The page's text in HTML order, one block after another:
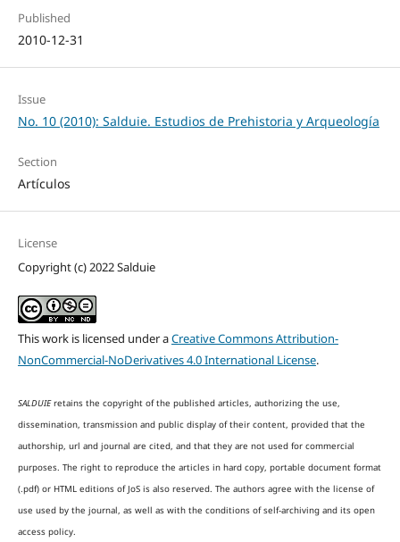
Published
2010-12-31
Issue
No. 10 (2010): Salduie. Estudios de Prehistoria y Arqueología
Section
Artículos
License
Copyright (c) 2022 Salduie
This work is licensed under aCreative Commons Attribution-
NonCommercial-NoDerivatives 4.0 International License.
SALDUIEretains the copyright of the published articles, authorizing the use,
dissemination, transmission and public display of their content, provided that the
authorship, url and journal are cited, and that they are not used for commercial
purposes. The right to reproduce the articles in hard copy, portable document format
(.pdf) or HTML editions of JoS is also reserved. The authors agree with the license of
use used by the journal, as well as with the conditions of self-archiving and its open
access policy.